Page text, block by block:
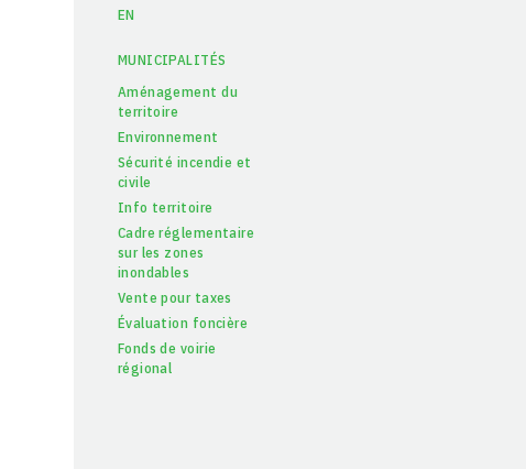
EN
MUNICIPALITÉS
Aménagement du
territoire
Environnement
Sécurité incendie et
civile
Info territoire
Cadre réglementaire
sur les zones
inondables
Vente pour taxes
Évaluation foncière
Fonds de voirie
régional